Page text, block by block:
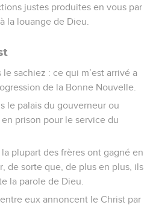
justes produites en vous par
la louange de Dieu.
sachiez : ce qui m’est arrivé a
de la Bonne Nouvelle.
le palais du gouverneur ou
prison pour le service du
plupart des frères ont gagné en
de sorte que, de plus en plus, ils
la parole de Dieu.
eux annoncent le Christ par